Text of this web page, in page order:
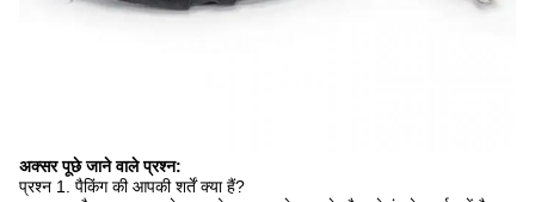
अक्सर पूछे जाने वाले प्रश्न:
प्रश्न 1. पैकिंग की आपकी शर्तें क्या हैं?